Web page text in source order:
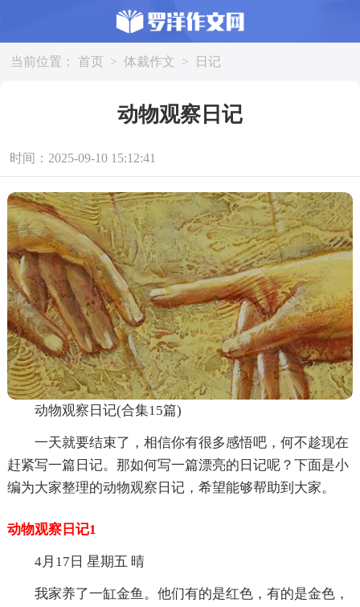
当前位置： 首页 > 体裁作文 > 日记
动物观察日记
时间：2025-09-10 15:12:41
动物观察日记(合集15篇)
一天就要结束了，相信你有很多感悟吧，何不趁现在
赶紧写一篇日记。那如何写一篇漂亮的日记呢？下面是小
编为大家整理的动物观察日记，希望能够帮助到大家。
动物观察日记1
4月17日 星期五 晴
我家养了一缸金鱼。他们有的是红色，有的是金色，